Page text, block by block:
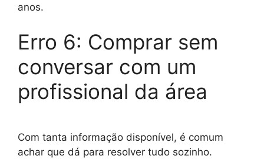
anos.
Erro 6: Comprar sem
conversar com um
profissional da área
Com tanta informação disponível, é comum
achar que dá para resolver tudo sozinho.